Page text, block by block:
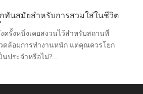
ทันสมัยสําหรับการสวมใส่ในชีวิต
ครั้งหนึ่งเคยสงวนไว้สําหรับสถานที่
ดล้อมการทํางานหนัก แต่คุณควรโยก
นประจําหรือไม่?...